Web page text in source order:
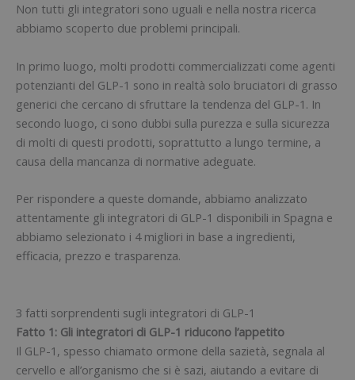
Non tutti gli integratori sono uguali e nella nostra ricerca
abbiamo scoperto due problemi principali.
In primo luogo, molti prodotti commercializzati come agenti
potenzianti del GLP-1 sono in realtà solo bruciatori di grasso
generici che cercano di sfruttare la tendenza del GLP-1. In
secondo luogo, ci sono dubbi sulla purezza e sulla sicurezza
di molti di questi prodotti, soprattutto a lungo termine, a
causa della mancanza di normative adeguate.
Per rispondere a queste domande, abbiamo analizzato
attentamente gli integratori di GLP-1 disponibili in Spagna e
abbiamo selezionato i 4 migliori in base a ingredienti,
efficacia, prezzo e trasparenza.
3 fatti sorprendenti sugli integratori di GLP-1
Fatto 1: Gli integratori di GLP-1 riducono l’appetito
Il GLP-1, spesso chiamato ormone della sazietà, segnala al
cervello e all’organismo che si è sazi, aiutando a evitare di